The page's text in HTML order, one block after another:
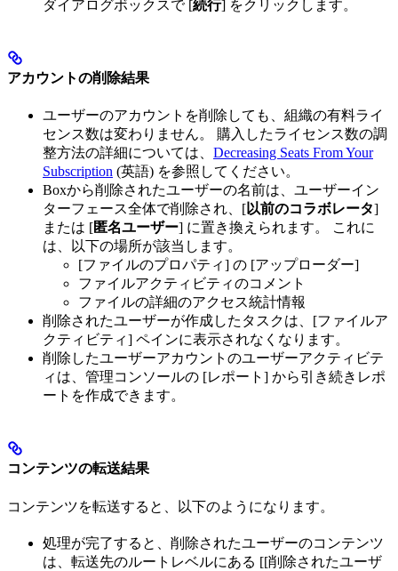
ダイアログボックスで [続行] をクリックします。
アカウントの削除結果
ユーザーのアカウントを削除しても、組織の有料ライ
センス数は変わりません。 購入したライセンス数の調
整方法の詳細については、 Decreasing Seats From Your
Subscription (英語) を参照してください。
Boxから削除されたユーザーの名前は、ユーザーイン
ターフェース全体で削除され、[以前のコラボレータ]
または [匿名ユーザー] に置き換えられます。 これに
は、以下の場所が該当します。
[ファイルのプロパティ] の [アップローダー]
ファイルアクティビティのコメント
ファイルの詳細のアクセス統計情報
削除されたユーザーが作成したタスクは、[ファイルア
クティビティ] ペインに表示されなくなります。
削除したユーザーアカウントのユーザーアクティビテ
ィは、管理コンソールの [レポート] から引き続きレポ
ートを作成できます。
コンテンツの転送結果
コンテンツを転送すると、以下のようになります。
処理が完了すると、削除されたユーザーのコンテンツ
は、転送先のルートレベルにある [[削除されたユーザ